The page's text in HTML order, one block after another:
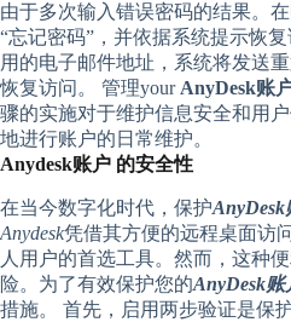
由于多次输入错误密码的结果。
“忘记密码”，并依据系统提示恢
用的电子邮件地址，系统将发送
恢复访问。 管理your AnyDesk账
骤的实施对于维护信息安全和用
地进行账户的日常维护。
Anydesk账户 的安全性
在当今数字化时代，保护AnyDesk
Anydesk凭借其方便的远程桌面访
人用户的首选工具。然而，这种
险。为了有效保护您的AnyDesk账
措施。 首先，启用两步验证是保